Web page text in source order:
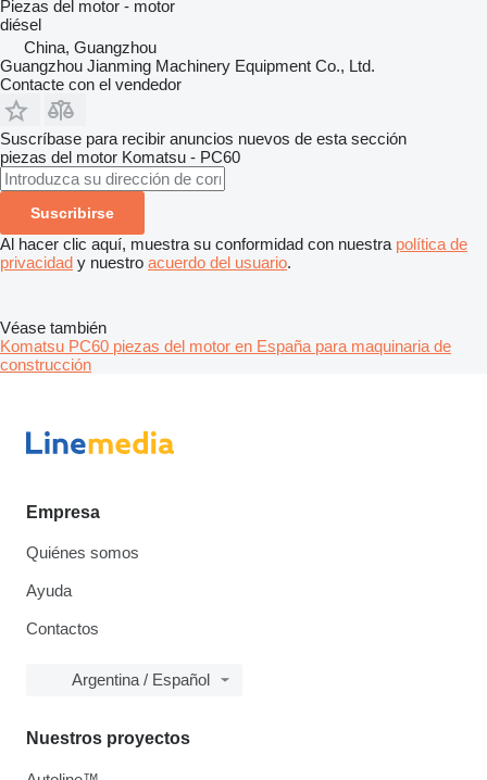
Piezas del motor - motor
diésel
China, Guangzhou
Guangzhou Jianming Machinery Equipment Co., Ltd.
Contacte con el vendedor
Suscríbase para recibir anuncios nuevos de esta sección
piezas del motor Komatsu - PC60
Suscribirse
Al hacer clic aquí, muestra su conformidad con nuestra política de
privacidad y nuestro acuerdo del usuario.
Véase también
Komatsu PC60 piezas del motor en España para maquinaria de
construcción
Empresa
Quiénes somos
Ayuda
Contactos
Argentina / Español
Nuestros proyectos